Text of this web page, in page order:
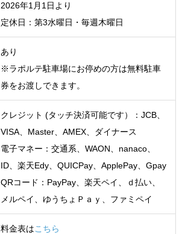
2026年1月1日より
定休日：第3水曜日・毎週木曜日
あり
※ラポルテ駐車場にお停めの方は無料駐車
券をお渡しできます。
クレジット (タッチ決済可能です）：JCB、
VISA、Master、AMEX、ダイナース
電子マネー：交通系、WAON、nanaco、
ID、楽天Edy、QUICPay、ApplePay、Gpay
QRコード：PayPay、楽天ペイ、ｄ払い、
メルペイ、ゆうちょＰａｙ、ファミペイ
料金表はこちら